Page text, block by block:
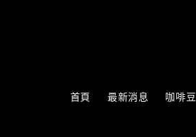
首頁 最新消息 咖啡豆